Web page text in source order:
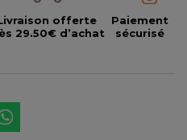
offerte
29.50€ d’achat
Paiement
sécurisé